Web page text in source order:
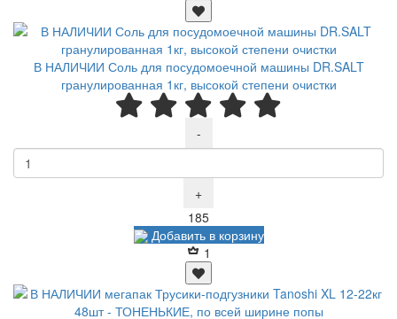
В НАЛИЧИИ Соль для посудомоечной машины DR.SALT
гранулированная 1кг, высокой степени очистки
-
+
185Р
Добавить в корзину
1